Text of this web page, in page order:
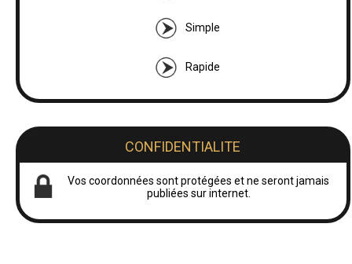
Simple
Rapide
CONFIDENTIALITE
Vos coordonnées sont protégées et ne seront jamais
publiées sur internet.